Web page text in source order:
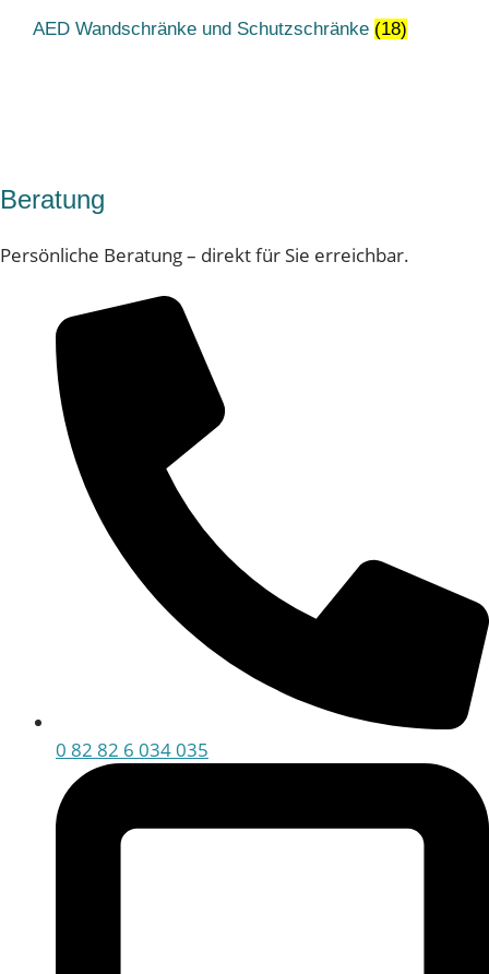
AED Wandschränke und Schutzschränke (18)
Beratung
Persönliche Beratung – direkt für Sie erreichbar.
0 82 82 6 034 035